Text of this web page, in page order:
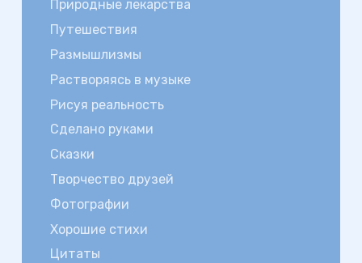
Природные лекарства
Путешествия
Размышлизмы
Растворяясь в музыке
Рисуя реальность
Сделано руками
Сказки
Творчество друзей
Фотографии
Хорошие стихи
Цитаты